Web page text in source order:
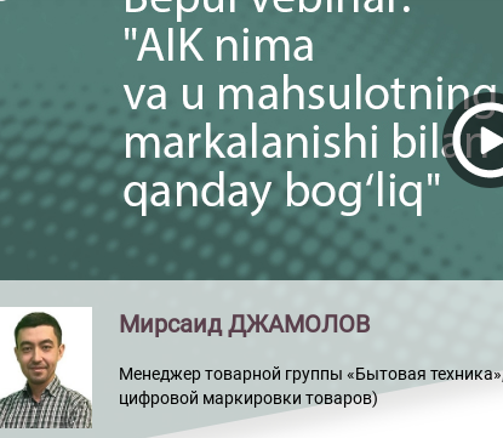
Мирсаид ДЖАМОЛОВ
Менеджер товарной группы «Бытовая
цифровой маркировки товаров)